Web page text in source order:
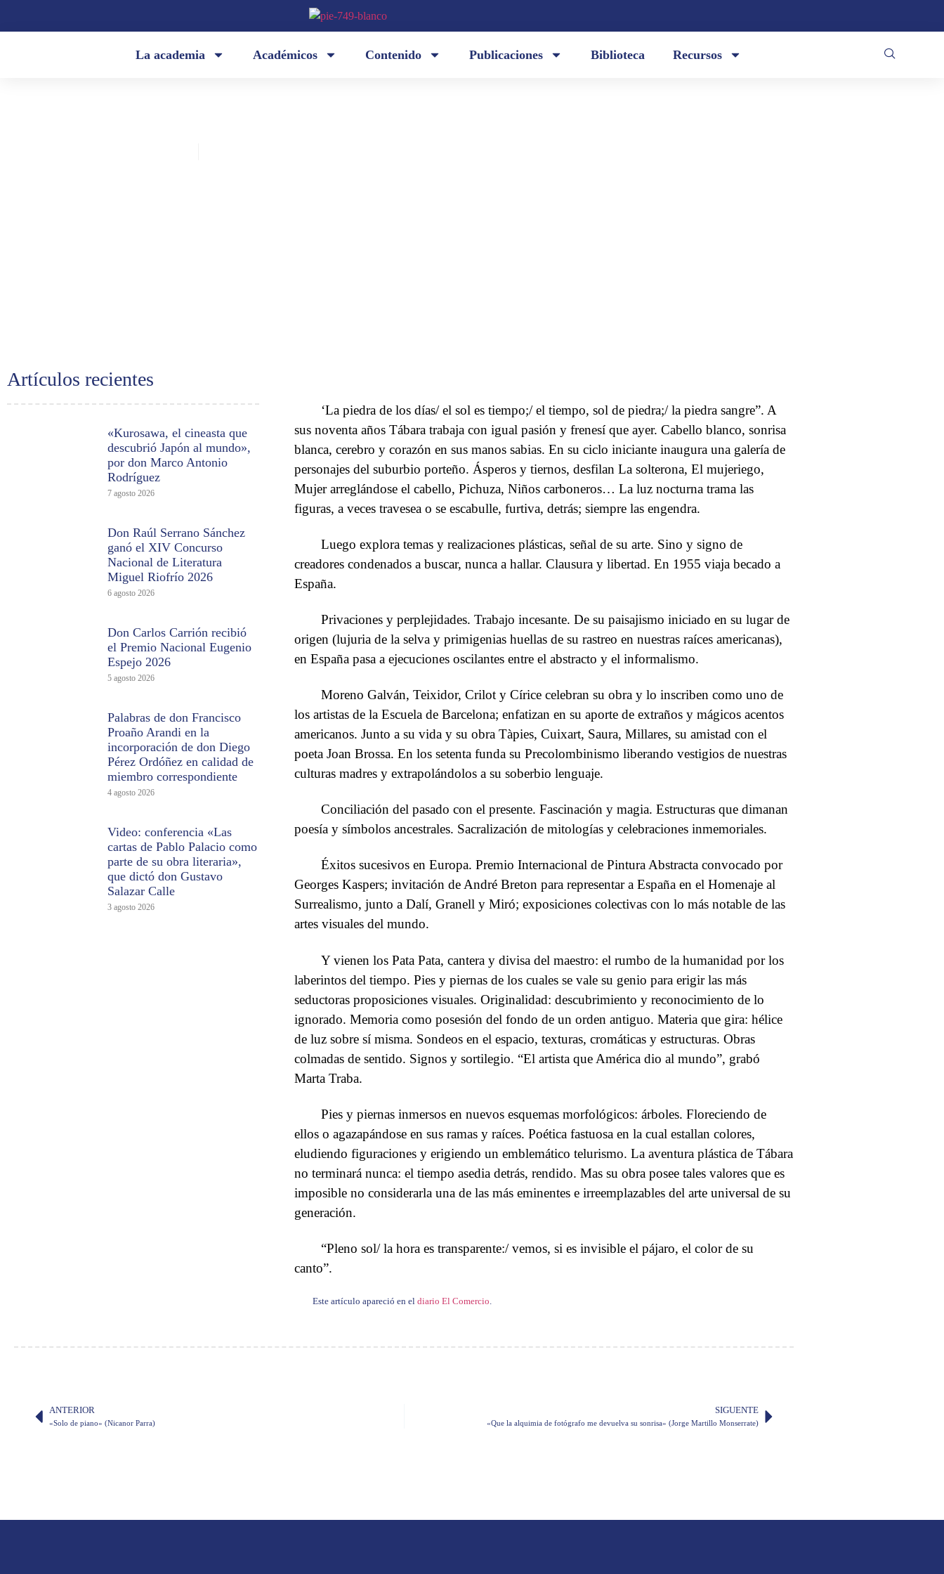
La academia Académicos Contenido Publicaciones Biblioteca Recursos
Artículos recientes
«Kurosawa, el cineasta que
descubrió Japón al mundo»,
por don Marco Antonio
Rodríguez
7 agosto 2026
Don Raúl Serrano Sánchez
ganó el XIV Concurso
Nacional de Literatura
Miguel Riofrío 2026
6 agosto 2026
Don Carlos Carrión recibió
el Premio Nacional Eugenio
Espejo 2026
5 agosto 2026
Palabras de don Francisco
Proaño Arandi en la
incorporación de don Diego
Pérez Ordóñez en calidad de
miembro correspondiente
4 agosto 2026
Video: conferencia «Las
cartas de Pablo Palacio como
parte de su obra literaria»,
que dictó don Gustavo
Salazar Calle
3 agosto 2026
‘La piedra de los días/ el sol es tiempo;/ el tiempo, sol de piedra;/ la piedra sangre”. A
sus noventa años Tábara trabaja con igual pasión y frenesí que ayer. Cabello blanco, sonrisa
blanca, cerebro y corazón en sus manos sabias. En su ciclo iniciante inaugura una galería de
personajes del suburbio porteño. Ásperos y tiernos, desfilan La solterona, El mujeriego,
Mujer arreglándose el cabello, Pichuza, Niños carboneros… La luz nocturna trama las
figuras, a veces travesea o se escabulle, furtiva, detrás; siempre las engendra.
Luego explora temas y realizaciones plásticas, señal de su arte. Sino y signo de
creadores condenados a buscar, nunca a hallar. Clausura y libertad. En 1955 viaja becado a
España.
Privaciones y perplejidades. Trabajo incesante. De su paisajismo iniciado en su lugar de
origen (lujuria de la selva y primigenias huellas de su rastreo en nuestras raíces americanas),
en España pasa a ejecuciones oscilantes entre el abstracto y el informalismo.
Moreno Galván, Teixidor, Crilot y Círice celebran su obra y lo inscriben como uno de
los artistas de la Escuela de Barcelona; enfatizan en su aporte de extraños y mágicos acentos
americanos. Junto a su vida y su obra Tàpies, Cuixart, Saura, Millares, su amistad con el
poeta Joan Brossa. En los setenta funda su Precolombinismo liberando vestigios de nuestras
culturas madres y extrapolándolos a su soberbio lenguaje.
Conciliación del pasado con el presente. Fascinación y magia. Estructuras que dimanan
poesía y símbolos ancestrales. Sacralización de mitologías y celebraciones inmemoriales.
Éxitos sucesivos en Europa. Premio Internacional de Pintura Abstracta convocado por
Georges Kaspers; invitación de André Breton para representar a España en el Homenaje al
Surrealismo, junto a Dalí, Granell y Miró; exposiciones colectivas con lo más notable de las
artes visuales del mundo.
Y vienen los Pata Pata, cantera y divisa del maestro: el rumbo de la humanidad por los
laberintos del tiempo. Pies y piernas de los cuales se vale su genio para erigir las más
seductoras proposiciones visuales. Originalidad: descubrimiento y reconocimiento de lo
ignorado. Memoria como posesión del fondo de un orden antiguo. Materia que gira: hélice
de luz sobre sí misma. Sondeos en el espacio, texturas, cromáticas y estructuras. Obras
colmadas de sentido. Signos y sortilegio. “El artista que América dio al mundo”, grabó
Marta Traba.
Pies y piernas inmersos en nuevos esquemas morfológicos: árboles. Floreciendo de
ellos o agazapándose en sus ramas y raíces. Poética fastuosa en la cual estallan colores,
eludiendo figuraciones y erigiendo un emblemático telurismo. La aventura plástica de Tábara
no terminará nunca: el tiempo asedia detrás, rendido. Mas su obra posee tales valores que es
imposible no considerarla una de las más eminentes e irreemplazables del arte universal de su
generación.
“Pleno sol/ la hora es transparente:/ vemos, si es invisible el pájaro, el color de su
canto”.
Este artículo apareció en el diario El Comercio
ANTERIOR
«Solo de piano» (Nicanor Parra)
SIGUENTE
«Que la alquimia de fotógrafo me devuelva su sonrisa» (Jorge Martillo Monserrate)